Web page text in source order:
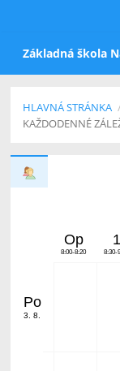
Základná škola
HLAVNÁ STRÁNKA
KAŽDODENNÉ
Op
8:00-8:20
1
8:30-
Po
3. 8.